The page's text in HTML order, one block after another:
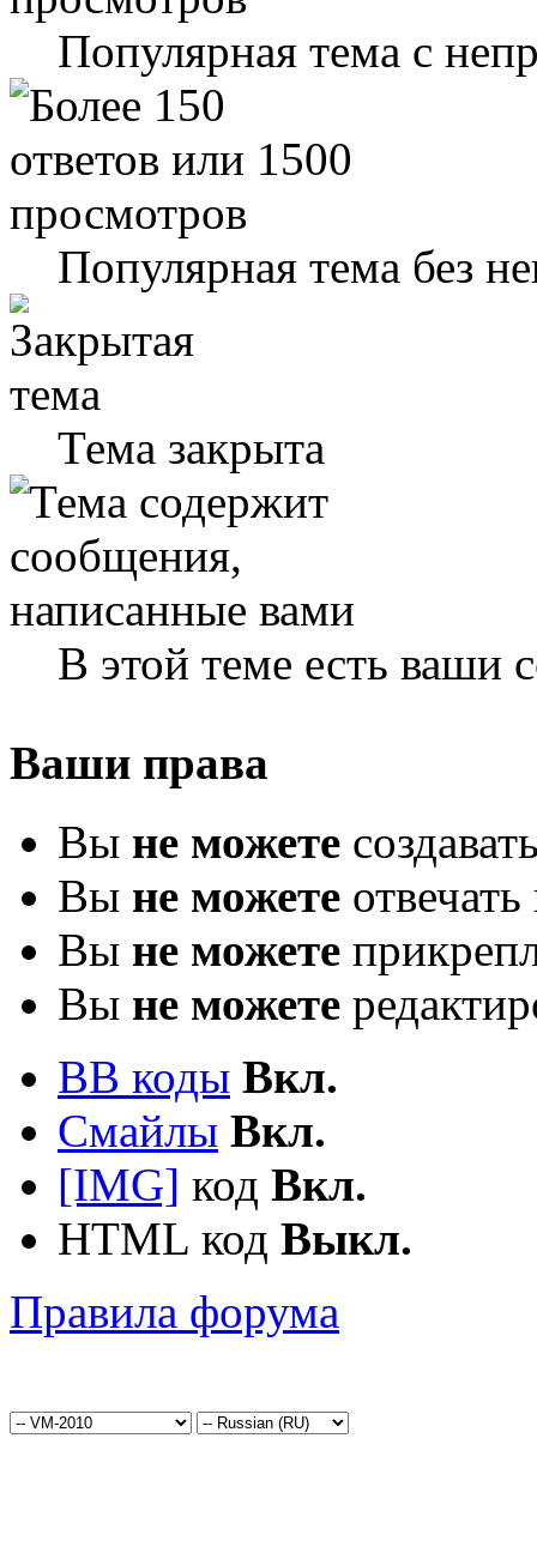
Популярная тема с
Популярная тема без
Тема закрыта
В этой теме есть ваши
Ваши права
Вы не можете
Вы не можете
Вы не можете
Вы не можете
BB коды Вкл.
Смайлы Вкл.
[IMG] код Вкл.
HTML код Выкл.
Правила форума